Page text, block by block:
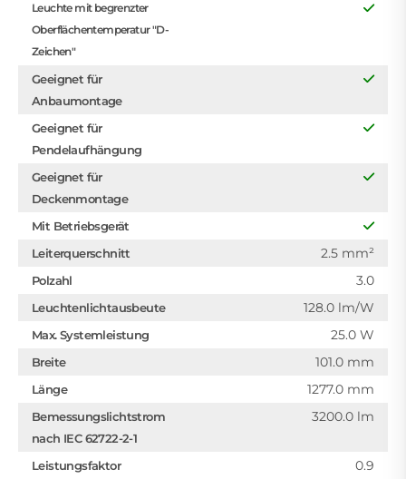
Leuchte mit begrenzter
Oberflächentemperatur "D-
Zeichen"
Geeignet für
Anbaumontage
Geeignet für
Pendelaufhängung
Geeignet für
Deckenmontage
Mit Betriebsgerät
Leiterquerschnitt
2.5 mm²
Polzahl 3.0
Leuchtenlichtausbeute 128.0 lm/W
Max. Systemleistung 25.0 W
Breite 101.0 mm
Länge 1277.0 mm
Bemessungslichtstrom
nach IEC 62722-2-1
3200.0 lm
Leistungsfaktor 0.9